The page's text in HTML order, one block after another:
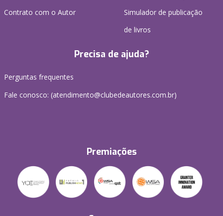
Contrato com o Autor
Simulador de publicação
de livros
Precisa de ajuda?
Perguntas frequentes
Fale conosco: (atendimento@clubedeautores.com.br)
Premiações